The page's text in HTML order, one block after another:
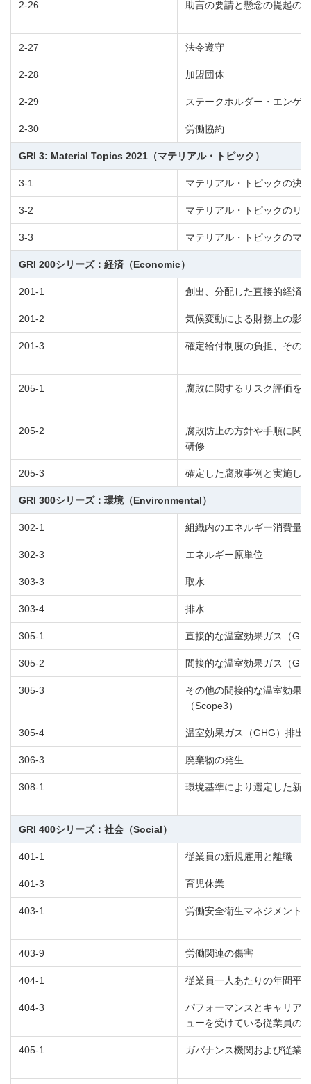
2-26 助言の要請と懸念の提起の
2-27 法令遵守
2-28 加盟団体
2-29 ステークホルダー・エンゲ
2-30 労働協約
GRI 3: Material Topics 2021（マテリアル・トピック）
3-1 マテリアル・トピックの決
3-2 マテリアル・トピックのリ
3-3 マテリアル・トピックのマ
GRI 200シリーズ：経済（Economic）
201-1 創出、分配した直接的経済
201-2 気候変動による財務上の影
201-3 確定給付制度の負担、その
205-1 腐敗に関するリスク評価を
205-2
腐敗防止の方針や手順に関
研修
205-3 確定した腐敗事例と実施し
GRI 300シリーズ：環境（Environmental）
302-1 組織内のエネルギー消費量
302-3 エネルギー原単位
303-3 取水
303-4 排水
305-1 直接的な温室効果ガス（
305-2 間接的な温室効果ガス（
305-3
その他の間接的な温室効果
（Scope3）
305-4 温室効果ガス（GHG）排出
306-3 廃棄物の発生
308-1 環境基準により選定した新
GRI 400シリーズ：社会（Social）
401-1 従業員の新規雇用と離職
401-3 育児休業
403-1 労働安全衛生マネジメント
403-9 労働関連の傷害
404-1 従業員一人あたりの年間平
404-3
パフォーマンスとキャリア
ューを受けている従業員の
405-1 ガバナンス機関および従業